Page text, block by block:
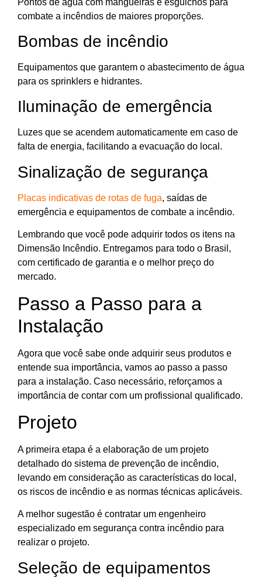
combate a incêndios de maiores proporções.
Bombas de incêndio
Equipamentos que garantem o abastecimento de água
para os sprinklers e hidrantes.
Iluminação de emergência
Luzes que se acendem automaticamente em caso de
falta de energia, facilitando a evacuação do local.
Sinalização de segurança
Placas indicativas de rotas de fuga, saídas de
emergência e equipamentos de combate a incêndio.
Lembrando que você pode adquirir todos os itens na
Dimensão Incêndio. Entregamos para todo o Brasil,
com certificado de garantia e o melhor preço do
mercado.
Passo a Passo para a
Instalação
Agora que você sabe onde adquirir seus produtos e
entende sua importância, vamos ao passo a passo
para a instalação. Caso necessário, reforçamos a
importância de contar com um profissional qualificado.
Projeto
A primeira etapa é a elaboração de um projeto
detalhado do sistema de prevenção de incêndio,
levando em consideração as características do local,
os riscos de incêndio e as normas técnicas aplicáveis.
A melhor sugestão é contratar um engenheiro
especializado em segurança contra incêndio para
realizar o projeto.
Seleção de equipamentos